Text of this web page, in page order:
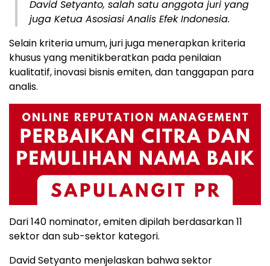
David Setyanto, salah satu anggota juri yang
juga Ketua Asosiasi Analis Efek Indonesia.
Selain kriteria umum, juri juga menerapkan kriteria
khusus yang menitikberatkan pada penilaian
kualitatif, inovasi bisnis emiten, dan tanggapan para
analis.
Dari 140 nominator, emiten dipilah berdasarkan 11
sektor dan sub-sektor kategori.
David Setyanto menjelaskan bahwa sektor